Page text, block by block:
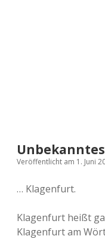
Veröffentlicht am 1. Juni
… Klagenfurt.
Klagenfurt heißt
Klagenfurt am